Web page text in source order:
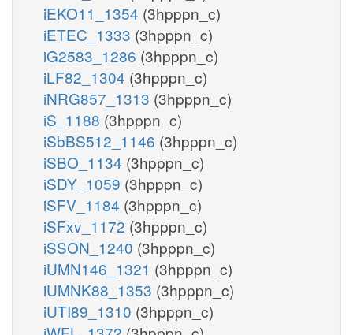
iEKO11_1354 (3hpppn_c)
iETEC_1333 (3hpppn_c)
iG2583_1286 (3hpppn_c)
iLF82_1304 (3hpppn_c)
iNRG857_1313 (3hpppn_c)
iS_1188 (3hpppn_c)
iSbBS512_1146 (3hpppn_c)
iSBO_1134 (3hpppn_c)
iSDY_1059 (3hpppn_c)
iSFV_1184 (3hpppn_c)
iSFxv_1172 (3hpppn_c)
iSSON_1240 (3hpppn_c)
iUMN146_1321 (3hpppn_c)
iUMNK88_1353 (3hpppn_c)
iUTI89_1310 (3hpppn_c)